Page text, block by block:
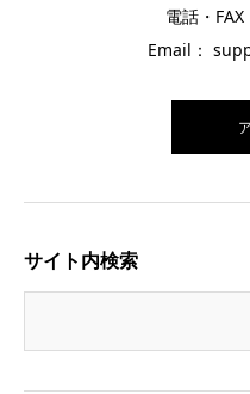
電話・
Email：
サイト内検索